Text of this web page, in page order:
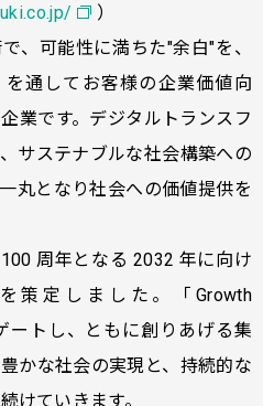
）
、可能性に満ちた"余白"を、
を通してお客様の企業価値向
業です。デジタルトランスフ
サステナブルな社会構築への
丸となり社会への価値提供を
周年となる 2032 年に向け
策定しました。「Growth
ートし、ともに創りあげる集
かな社会の実現と、持続的な
けていきます。